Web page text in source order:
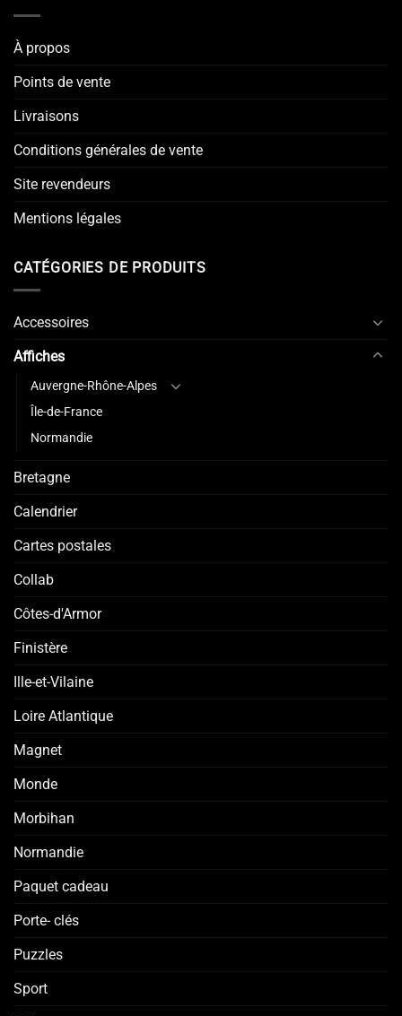
À propos
Points de vente
Livraisons
Conditions générales de vente
Site revendeurs
Mentions légales
CATÉGORIES DE PRODUITS
Accessoires
Affiches
Auvergne-Rhône-Alpes
Île-de-France
Normandie
Bretagne
Calendrier
Cartes postales
Collab
Côtes-d'Armor
Finistère
Ille-et-Vilaine
Loire Atlantique
Magnet
Monde
Morbihan
Normandie
Paquet cadeau
Porte- clés
Puzzles
Sport